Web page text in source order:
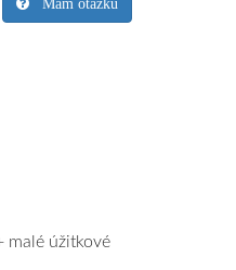
Mám otázku
malé úžitkové